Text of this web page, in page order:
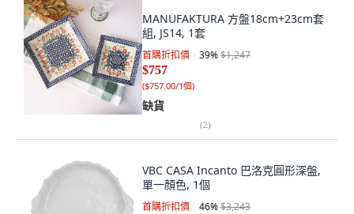
MANUFAKTURA 方盤18cm+23cm套
組, JS14, 1套
首購折扣價 39%$1,247
$757
($757.00/1個)
缺貨
(2)
VBC CASA Incanto 巴洛克圓形深盤,
單一顏色, 1個
首購折扣價 46%$3,243